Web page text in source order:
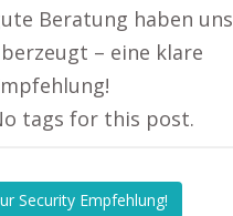
Beratung haben uns
– eine klare
tags for this post.
Security Empfehlung!